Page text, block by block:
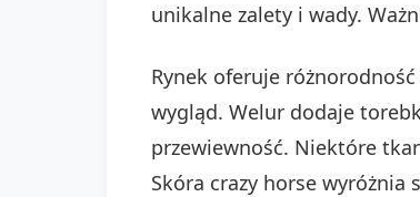
unikalne zalety i wady.
Rynek oferuje
wygląd. Welur dodaje
przewiewność. Niektóre
Skóra crazy horse